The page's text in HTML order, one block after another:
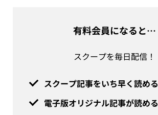
有料会員になると…
スクープを毎日配信！
スクープ記事をいち早く読める
電子版オリジナル記事が読める